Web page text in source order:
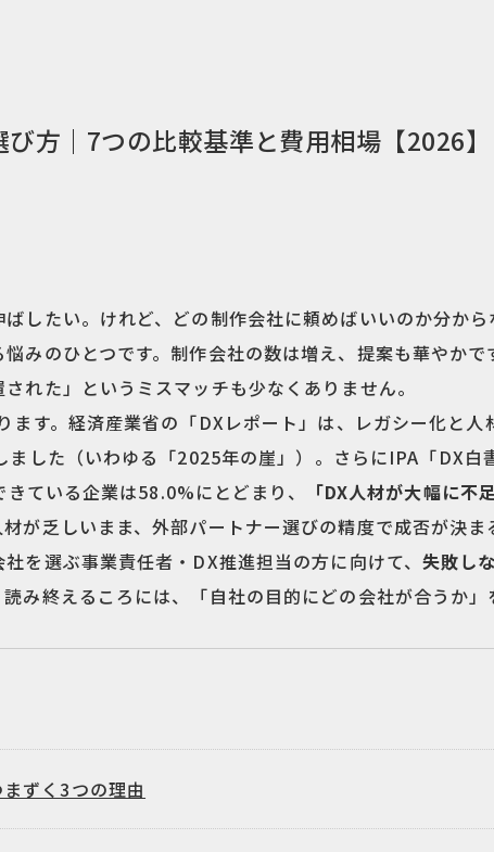
方｜7つの比較基準と費用相場【2026】
ばしたい。けれど、どの制作会社に頼めばいいのか分
みのひとつです。制作会社の数は増え、提案も華やか
れた」というミスマッチも少なくありません。
ます。経済産業省の「DXレポート」は、レガシー化と人
ました（いわゆる「2025年の崖」）。さらにIPA「DX
ている企業は58.0%にとどまり、
「DX人材が大幅に
が乏しいまま、外部パートナー選びの精度で成否が決ま
を選ぶ事業責任者・DX推進担当の方に向けて、失敗し
み終えるころには、「自社の目的にどの会社が合うか
ずく3つの理由